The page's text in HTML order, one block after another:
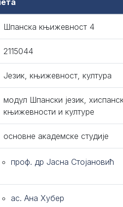
Шпанска књижевност 4
2115044
Језик, књижевност, култура
модул Шпански језик,
књижевности и културе
основне академске студије
проф. др Јасна Стојановић
ас. Ана Хубер